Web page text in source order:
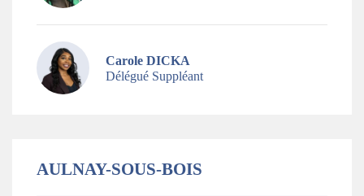
Carole DICKA
Délégué Suppléant
AULNAY-SOUS-BOIS